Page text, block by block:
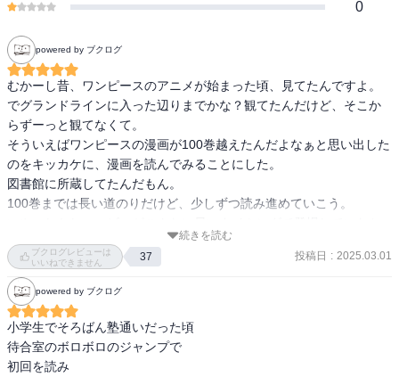
0
powered by ブクログ
むかーし昔、ワンピースのアニメが始まった頃、見てたんですよ。
でグランドラインに入った辺りまでかな？観てたんだけど、そこか
らずーっと観てなくて。
そういえばワンピースの漫画が100巻越えたんだよなぁと思い出した
のをキッカケに、漫画を読んでみることにした。
図書館に所蔵してたんだもん。
100巻までは長い道のりだけど、少しずつ読み進めていこう。
は！
知らなかった…びっくり。
続きを読む
ブクログレビューは
いいねできません
37 投稿日 : 2025.03.01
powered by ブクログ
小学生でそろばん塾通いだった頃
待合室のボロボロのジャンプで
初回を読み